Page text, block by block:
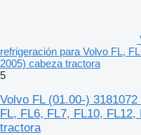
refrigeración para Volvo FL,
2005) cabeza tractora
5
Volvo FL (01.00-)
FL, FL6, FL7, FL10,
tractora